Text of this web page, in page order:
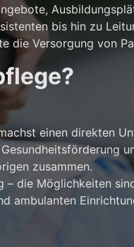
bis hin zu
die Versorgung von
einen direkten
zusammen.
– die Möglichkeiten
ambulanten